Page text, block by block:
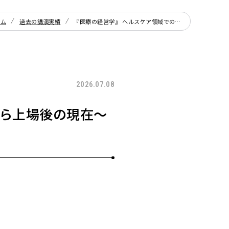
過去の講演実績 『医療の経営学』 ヘルスケア領域でのスタートアップから上場後の現在〜産業保健で支援してきた今後の医師のキャリア論〜
2026.07.08
上場後の現在〜